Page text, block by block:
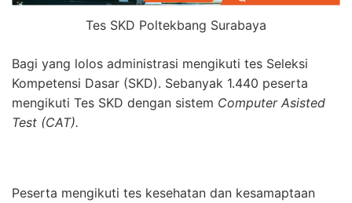
Tes SKD Poltekbang Surabaya
Bagi yang lolos administrasi mengikuti tes Seleksi
Kompetensi Dasar (SKD). Sebanyak 1.440 peserta
mengikuti Tes SKD dengan sistem Computer Asisted
Test (CAT).
Peserta mengikuti tes kesehatan dan kesamaptaan